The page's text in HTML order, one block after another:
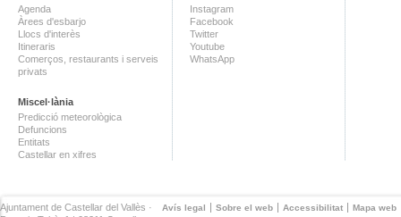
Agenda
Àrees d'esbarjo
Llocs d'interès
Itineraris
Comerços, restaurants i serveis
privats
Miscel·lània
Predicció meteorològica
Defuncions
Entitats
Castellar en xifres
Instagram
Facebook
Twitter
Youtube
WhatsApp
Avís legal Sobre el web Accessibilitat Mapa web
Ajuntament de Castellar del Vallès ·